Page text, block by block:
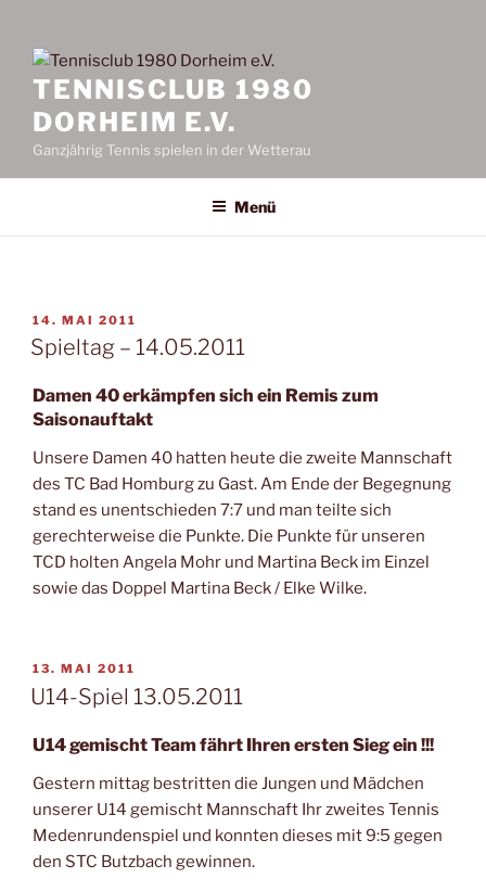
TENNISCLUB 1980
DORHEIM E.V.
Ganzjährig Tennis spielen in der Wetterau
Menü
VERÖFFENTLICHT
AM
14. MAI 2011
Spieltag – 14.05.2011
Damen 40 erkämpfen sich ein Remis zum
Saisonauftakt
Unsere Damen 40 hatten heute die zweite Mannschaft
des TC Bad Homburg zu Gast. Am Ende der Begegnung
stand es unentschieden 7:7 und man teilte sich
gerechterweise die Punkte. Die Punkte für unseren
TCD holten Angela Mohr und Martina Beck im Einzel
sowie das Doppel Martina Beck / Elke Wilke.
VERÖFFENTLICHT
AM
13. MAI 2011
U14-Spiel 13.05.2011
U14 gemischt Team fährt Ihren ersten Sieg ein !!!
Gestern mittag bestritten die Jungen und Mädchen
unserer U14 gemischt Mannschaft Ihr zweites Tennis
Medenrundenspiel und konnten dieses mit 9:5 gegen
den STC Butzbach gewinnen.